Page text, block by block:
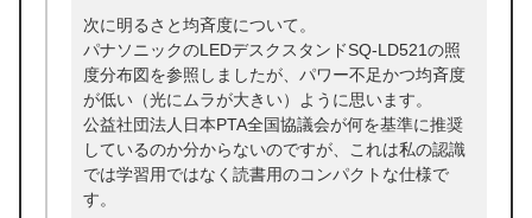
次に明るさと均斉度について。
パナソニックのLEDデスクスタンドSQ-LD521の照
度分布図を参照しましたが、パワー不足かつ均斉度
が低い（光にムラが大きい）ように思います。
公益社団法人日本PTA全国協議会が何を基準に推奨
しているのか分からないのですが、これは私の認識
では学習用ではなく読書用のコンパクトな仕様で
す。